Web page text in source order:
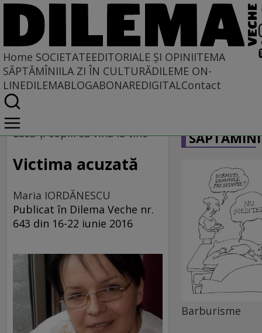
Home SOCIETATEEDITORIALE ȘI OPINIITEMA
SĂPTĂMÎNIILA ZI ÎN CULTURĂDILEME ON-
LINEDILEMABLOGABONAREDIGITALContact
Home
Societate
Lasă-ţi copiii să vină la tine
Victima acuzată
Maria IORDĂNESCU
Publicat în Dilema Veche nr.
643 din 16-22 iunie 2016
Barburisme